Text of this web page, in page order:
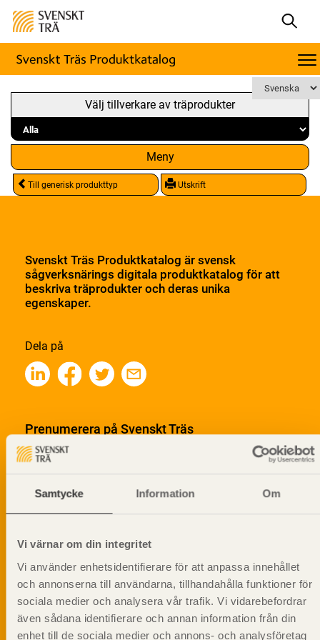
Samtycke Information Om
Vi värnar om din integritet
Vi använder enhetsidentifierare för att anpassa innehållet
och annonserna till användarna, tillhandahålla funktioner för
sociala medier och analysera vår trafik. Vi vidarebefordrar
även sådana identifierare och annan information från din
enhet till de sociala medier och annons- och analysföretag
Välj tillverkare av träprodukter
Meny
Till generisk produkttyp Utskrift
Svenskt Träs Produktkatalog är svensk
sågverksnärings digitala produktkatalog för att
beskriva träprodukter och deras unika
egenskaper.
Dela på
Prenumerera på Svenskt Träs
informationsutskick!